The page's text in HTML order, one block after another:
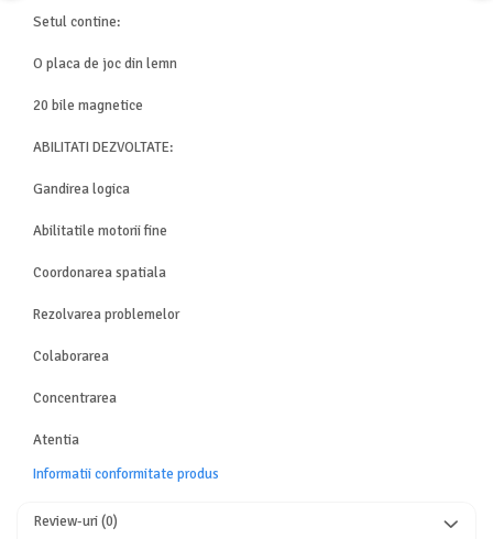
Setul contine:
O placa de joc din lemn
20 bile magnetice
ABILITATI DEZVOLTATE:
Gandirea logica
Abilitatile motorii fine
Coordonarea spatiala
Rezolvarea problemelor
Colaborarea
Concentrarea
Atentia
Informatii conformitate produs
Review-uri(0)